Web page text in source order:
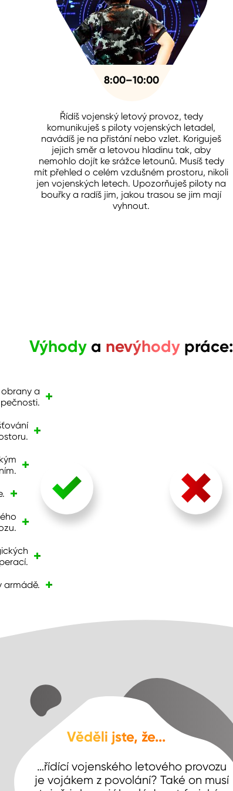
8:00–10:00
Řídíš vojenský letový provoz, tedy
komunikuješ s piloty vojenských letadel,
navádíš je na přistání nebo vzlet. Koriguješ
jejich směr a letovou hladinu tak, aby
nemohlo dojít ke srážce letounů. Musíš tedy
mít přehled o celém vzdušném prostoru, nikoli
jen vojenských letech. Upozorňuješ piloty na
bouřky a radíš jim, jakou trasou se jim mají
vyhnout.
Výhody a nevýhody práce:
a
armádě.
Věděli jste, že...
…řídící vojenského letového provozu
je vojákem z povolání? Také on musí